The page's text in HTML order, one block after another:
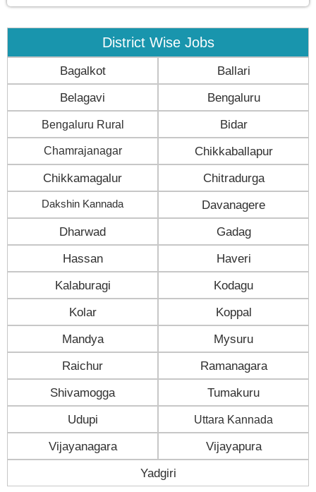
District Wise Jobs
Bagalkot Ballari
Belagavi Bengaluru
Bengaluru Rural Bidar
Chamrajanagar Chikkaballapur
Chikkamagalur Chitradurga
Dakshin Kannada Davanagere
Dharwad Gadag
Hassan Haveri
Kalaburagi Kodagu
Kolar Koppal
Mandya Mysuru
Raichur Ramanagara
Shivamogga Tumakuru
Udupi Uttara Kannada
Vijayanagara Vijayapura
Yadgiri